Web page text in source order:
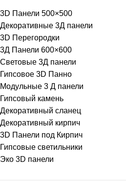
3D Панели 500×500
Декоративные 3Д панели
3D Перегородки
3Д Панели 600×600
Световые 3Д панели
Гипсовое 3D Панно
Модульные 3 Д панели
Гипсовый камень
Декоративный сланец
Декоративный кирпич
3D Панели под Кирпич
Гипсовые светильники
Эко 3D панели